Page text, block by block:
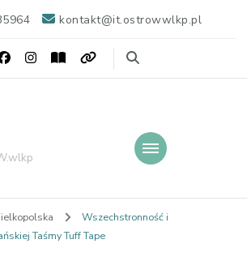
kontakt@it.ostrowwlkp.pl
Wszechstronność i
Taśmy Tuff Tape